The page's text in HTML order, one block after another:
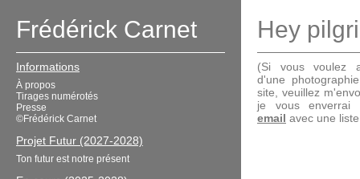
Frédérick Carnet
Informations
À propos
Tirages numérotés
Presse
©Frédérick Carnet
Projet Futur (2027-2028)
Ton futur est notre présent
Hey
(Si vous voulez
d'une
site, veuillez
je vous enverrai
email avec une